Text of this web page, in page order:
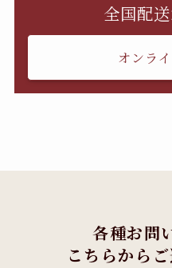
全国配
オンラ
各種お問
こちらから